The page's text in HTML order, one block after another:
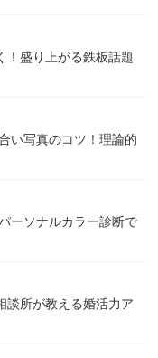
！盛り上がる鉄板話題
い写真のコツ！理論的
ーソナルカラー診断で
談所が教える婚活力ア